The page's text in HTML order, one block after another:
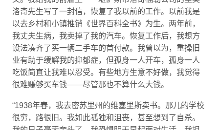
洛奇先生写了一封信，恢复了我以前的工作。以前我是
以去乡村和小镇推销《世界百科全书》为生。两年前，
我丈夫生病，我卖掉了我的汽车。恢复工作后，我想方
设法凑齐了买一辆二手车的首付款。我曾以为，重操旧
业有助于缓解我的抑郁症，但孤身一人开车，孤身一人
吃饭简直让我难以忍受。有些地方生意不好做，我觉得
很难赚够买车钱——尽管那也不算什么大钱。
很穷，路很旧。我如此孤独和沮丧，甚至想到了自杀。
我的日子毫无奔头了，我恐惧明天早起面对生活。我担